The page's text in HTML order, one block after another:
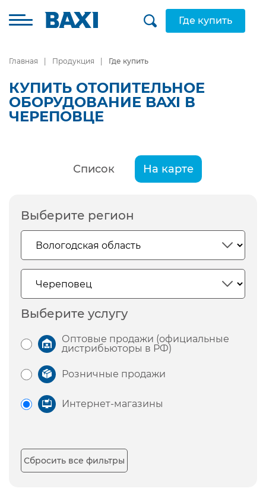
Где купить
Главная Продукция Где купить
КУПИТЬ ОТОПИТЕЛЬНОЕ
ОБОРУДОВАНИЕ BAXI В
ЧЕРЕПОВЦЕ
Список На карте
Выберите регион
Выберите услугу
Оптовые продажи (официальные
дистрибьюторы в РФ)
Розничные продажи
Интернет-магазины
Сбросить все фильтры